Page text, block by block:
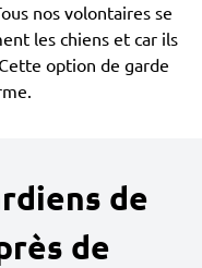
nos volontaires se
les chiens et car ils
option de garde
de
de